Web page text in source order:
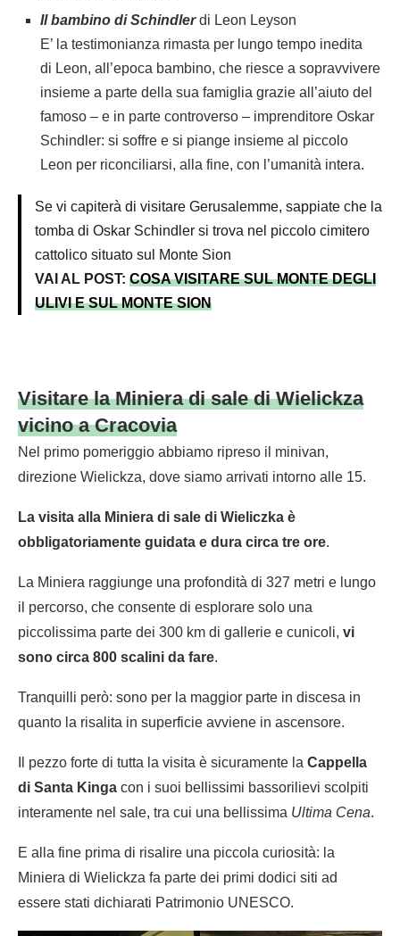
Il bambino di Schindlerdi Leon Leyson
E’ la testimonianza rimasta per lungo tempo inedita
di Leon, all’epoca bambino, che riesce a sopravvivere
insieme a parte della sua famiglia grazie all’aiuto del
famoso – e in parte controverso – imprenditore Oskar
Schindler: si soffre e si piange insieme al piccolo
Leon per riconciliarsi, alla fine, con l’umanità intera.
Se vi capiterà di visitare Gerusalemme, sappiate che la
tomba di Oskar Schindler si trova nel piccolo cimitero
cattolico situato sul Monte Sion
VAI AL POST: COSA VISITARE SUL MONTE DEGLI
ULIVI E SUL MONTE SION
Visitare la Miniera di sale di Wielickza
vicino a Cracovia
Nel primo pomeriggio abbiamo ripreso il minivan,
direzione Wielickza, dove siamo arrivati intorno alle 15.
La visita alla Miniera di sale di Wieliczka è
obbligatoriamente guidata e dura circa tre ore.
La Miniera raggiunge una profondità di 327 metri e lungo
il percorso, che consente di esplorare solo una
piccolissima parte dei 300 km di gallerie e cunicoli, vi
sono circa 800 scalini da fare.
Tranquilli però: sono per la maggior parte in discesa in
quanto la risalita in superficie avviene in ascensore.
Il pezzo forte di tutta la visita è sicuramente la Cappella
di Santa Kinga con i suoi bellissimi bassorilievi scolpiti
interamente nel sale, tra cui una bellissima Ultima Cena.
E alla fine prima di risalire una piccola curiosità: la
Miniera di Wielickza fa parte dei primi dodici siti ad
essere stati dichiarati Patrimonio UNESCO.